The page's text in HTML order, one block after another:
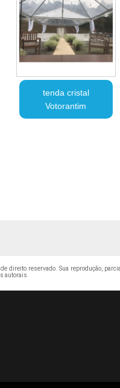
tenda cristal
Votorantim
de direito reservado. Sua reprodução,
autorais.